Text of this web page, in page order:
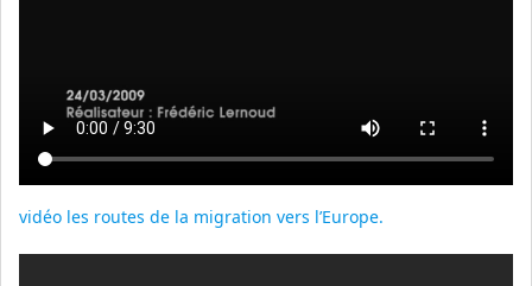
vidéo les routes de la migration vers l’Europe.